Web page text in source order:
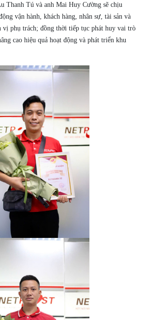
Thanh Tú và anh Mai Huy Cường sẽ chịu
vận hành, khách hàng, nhân sự, tài sản và
vị phụ trách; đồng thời tiếp tục phát huy vai trò
cao hiệu quả hoạt động và phát triển khu